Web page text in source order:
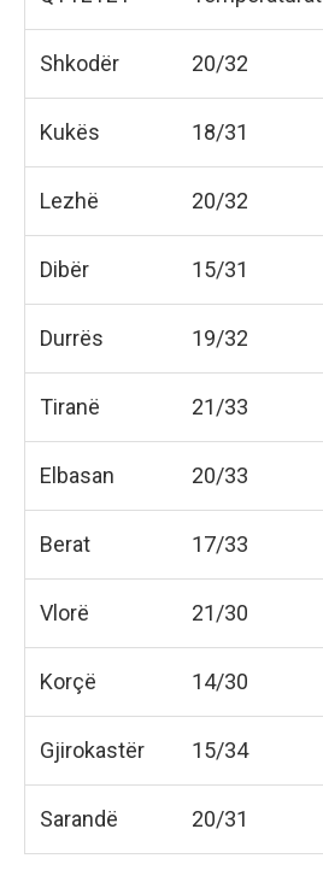
Shkodër 20/32
Kukës 18/31
Lezhë 20/32
Dibër 15/31
Durrës 19/32
Tiranë 21/33
Elbasan 20/33
Berat 17/33
Vlorë 21/30
Korçë 14/30
Gjirokastër 15/34
Sarandë 20/31